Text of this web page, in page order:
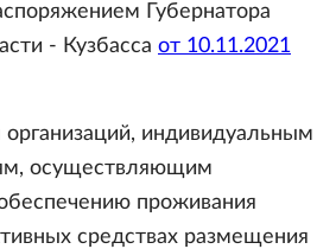
Губернатора
- Кузбасса от 10.11.2021
индивидуальным
осуществляющим
проживания
средствах размещения